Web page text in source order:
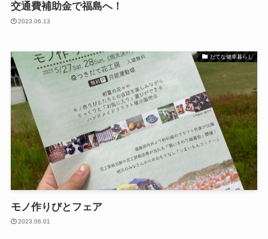
交通費補助金で福島へ！
2023.06.13
だてな健幸暮らし
モノ作りびとフェア
2023.06.01